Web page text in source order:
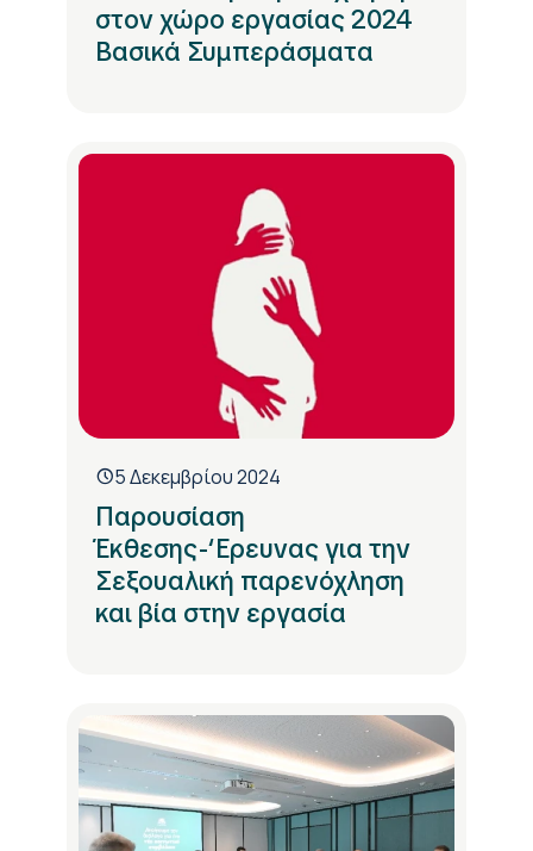
στον χώρο εργασίας 2024
Βασικά Συμπεράσματα
5 Δεκεμβρίου 2024
Παρουσίαση
Έκθεσης-‘Ερευνας για την
Σεξουαλική παρενόχληση
και βία στην εργασία